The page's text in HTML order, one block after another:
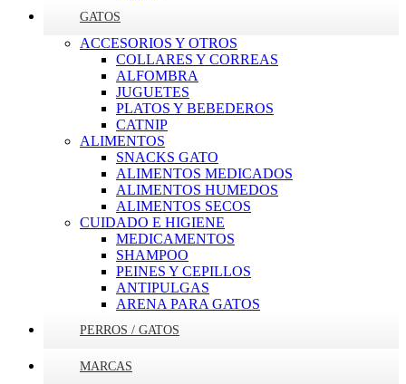
GATOS
ACCESORIOS Y OTROS
COLLARES Y CORREAS
ALFOMBRA
JUGUETES
PLATOS Y BEBEDEROS
CATNIP
ALIMENTOS
SNACKS GATO
ALIMENTOS MEDICADOS
ALIMENTOS HUMEDOS
ALIMENTOS SECOS
CUIDADO E HIGIENE
MEDICAMENTOS
SHAMPOO
PEINES Y CEPILLOS
ANTIPULGAS
ARENA PARA GATOS
PERROS / GATOS
MARCAS